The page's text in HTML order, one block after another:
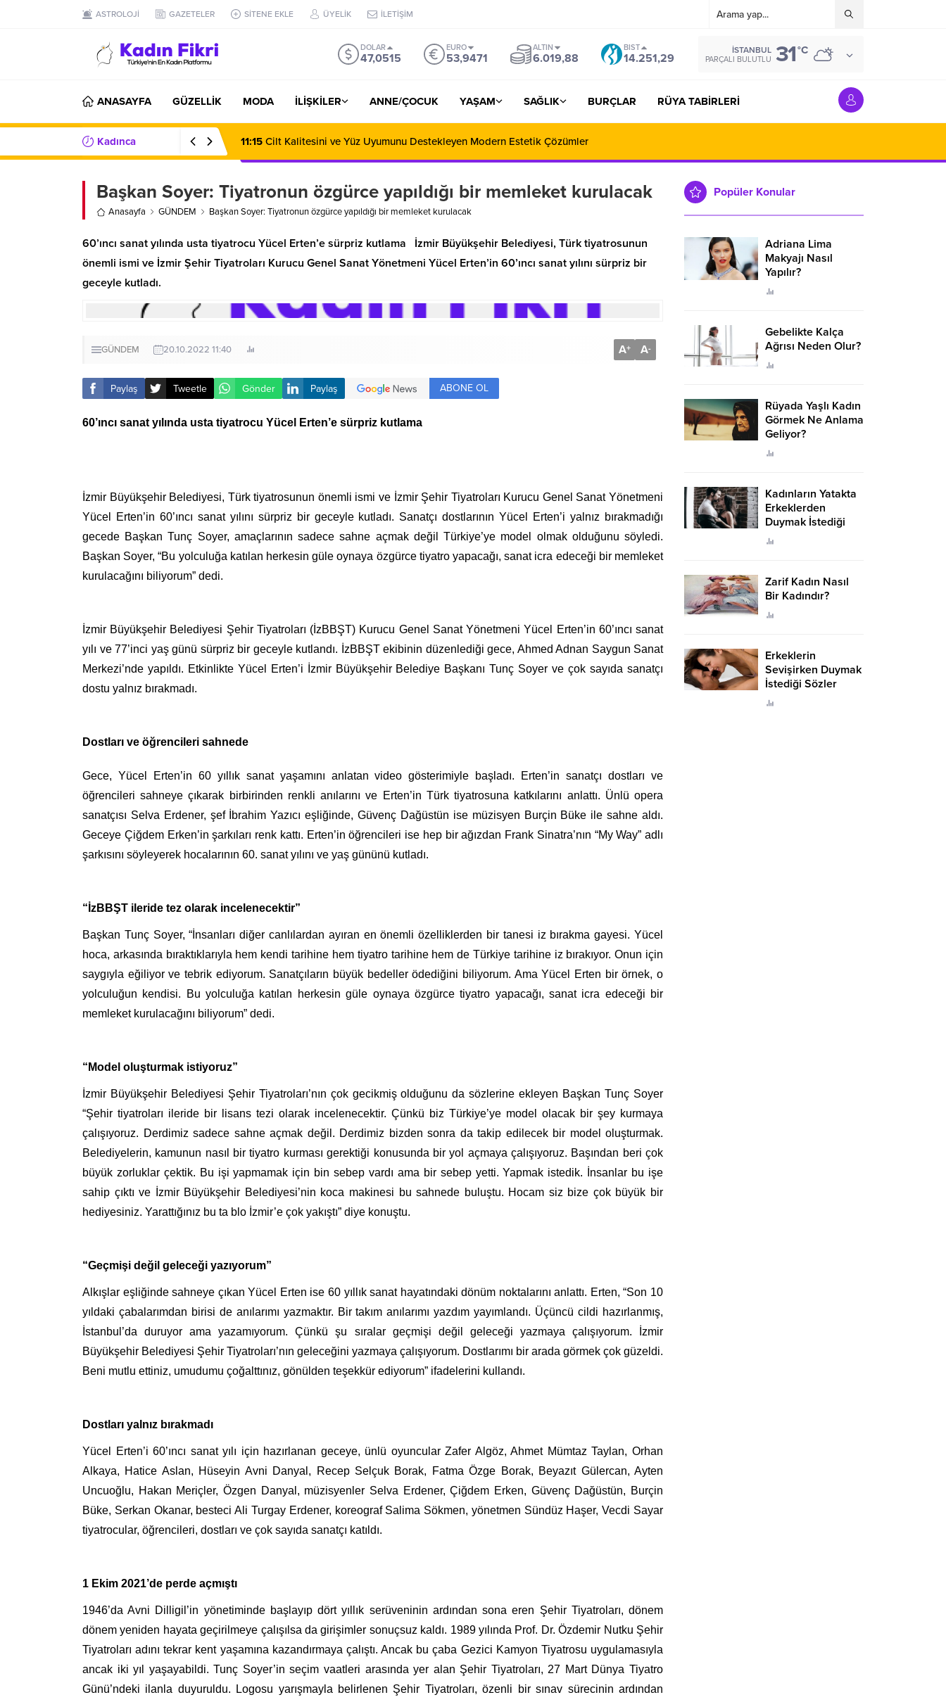
ASTROLOJİ GAZETELER SİTENE EKLE ÜYELİK İLETİŞİM
DOLAR
47,0515
EURO
53,9471
ALTIN
6.019,88
BIST
14.251,29
İSTANBUL
PARÇALI BULUTLU 31°C
ANASAYFA GÜZELLİK MODA İLİŞKİLER ANNE/ÇOCUK YAŞAM SAĞLIK BURÇLAR RÜYA TABİRLERİ
Kadınca 11:15 Cilt Kalitesini ve Yüz Uyumunu Destekleyen Modern Estetik Çözümler
Başkan Soyer: Tiyatronun özgürce yapıldığı bir memleket kurulacak
Anasayfa GÜNDEM Başkan Soyer: Tiyatronun özgürce yapıldığı bir memleket kurulacak
60’ıncı sanat yılında usta tiyatrocu Yücel Erten’e sürpriz kutlama İzmir Büyükşehir Belediyesi, Türk tiyatrosunun
önemli ismi ve İzmir Şehir Tiyatroları Kurucu Genel Sanat Yönetmeni Yücel Erten’in 60’ıncı sanat yılını sürpriz bir
geceyle kutladı.
GÜNDEM 20.10.2022 11:40 A+ A-
Paylaş Tweetle Gönder Paylaş ABONE OL
60’ıncı sanat yılında usta tiyatrocu Yücel Erten’e sürpriz kutlama
İzmir Büyükşehir Belediyesi, Türk tiyatrosunun önemli ismi ve İzmir Şehir Tiyatroları Kurucu Genel Sanat Yönetmeni
Yücel Erten’in 60’ıncı sanat yılını sürpriz bir geceyle kutladı. Sanatçı dostlarının Yücel Erten’i yalnız bırakmadığı
gecede Başkan Tunç Soyer, amaçlarının sadece sahne açmak değil Türkiye’ye model olmak olduğunu söyledi.
Başkan Soyer, “Bu yolculuğa katılan herkesin güle oynaya özgürce tiyatro yapacağı, sanat icra edeceği bir memleket
kurulacağını biliyorum” dedi.
İzmir Büyükşehir Belediyesi Şehir Tiyatroları (İzBBŞT) Kurucu Genel Sanat Yönetmeni Yücel Erten’in 60’ıncı sanat
yılı ve 77’inci yaş günü sürpriz bir geceyle kutlandı. İzBBŞT ekibinin düzenlediği gece, Ahmed Adnan Saygun Sanat
Merkezi’nde yapıldı. Etkinlikte Yücel Erten’i İzmir Büyükşehir Belediye Başkanı Tunç Soyer ve çok sayıda sanatçı
dostu yalnız bırakmadı.
Dostları ve öğrencileri sahnede
Gece, Yücel Erten’in 60 yıllık sanat yaşamını anlatan video gösterimiyle başladı. Erten’in sanatçı dostları ve
öğrencileri sahneye çıkarak birbirinden renkli anılarını ve Erten’in Türk tiyatrosuna katkılarını anlattı. Ünlü opera
sanatçısı Selva Erdener, şef İbrahim Yazıcı eşliğinde, Güvenç Dağüstün ise müzisyen Burçin Büke ile sahne aldı.
Geceye Çiğdem Erken’in şarkıları renk kattı. Erten’in öğrencileri ise hep bir ağızdan Frank Sinatra’nın “My Way” adlı
şarkısını söyleyerek hocalarının 60. sanat yılını ve yaş gününü kutladı.
“İzBBŞT ileride tez olarak incelenecektir”
Başkan Tunç Soyer, “İnsanları diğer canlılardan ayıran en önemli özelliklerden bir tanesi iz bırakma gayesi. Yücel
hoca, arkasında bıraktıklarıyla hem kendi tarihine hem tiyatro tarihine hem de Türkiye tarihine iz bırakıyor. Onun için
saygıyla eğiliyor ve tebrik ediyorum. Sanatçıların büyük bedeller ödediğini biliyorum. Ama Yücel Erten bir örnek, o
yolculuğun kendisi. Bu yolculuğa katılan herkesin güle oynaya özgürce tiyatro yapacağı, sanat icra edeceği bir
memleket kurulacağını biliyorum” dedi.
“Model oluşturmak istiyoruz”
İzmir Büyükşehir Belediyesi Şehir Tiyatroları’nın çok gecikmiş olduğunu da sözlerine ekleyen Başkan Tunç Soyer
“Şehir tiyatroları ileride bir lisans tezi olarak incelenecektir. Çünkü biz Türkiye’ye model olacak bir şey kurmaya
çalışıyoruz. Derdimiz sadece sahne açmak değil. Derdimiz bizden sonra da takip edilecek bir model oluşturmak.
Belediyelerin, kamunun nasıl bir tiyatro kurması gerektiği konusunda bir yol açmaya çalışıyoruz. Başından beri çok
büyük zorluklar çektik. Bu işi yapmamak için bin sebep vardı ama bir sebep yetti. Yapmak istedik. İnsanlar bu işe
sahip çıktı ve İzmir Büyükşehir Belediyesi’nin koca makinesi bu sahnede buluştu. Hocam siz bize çok büyük bir
hediyesiniz. Yarattığınız bu ta blo İzmir’e çok yakıştı” diye konuştu.
“Geçmişi değil geleceği yazıyorum”
Alkışlar eşliğinde sahneye çıkan Yücel Erten ise 60 yıllık sanat hayatındaki dönüm noktalarını anlattı. Erten, “Son 10
yıldaki çabalarımdan birisi de anılarımı yazmaktır. Bir takım anılarımı yazdım yayımlandı. Üçüncü cildi hazırlanmış,
İstanbul’da duruyor ama yazamıyorum. Çünkü şu sıralar geçmişi değil geleceği yazmaya çalışıyorum. İzmir
Büyükşehir Belediyesi Şehir Tiyatroları’nın geleceğini yazmaya çalışıyorum. Dostlarımı bir arada görmek çok güzeldi.
Beni mutlu ettiniz, umudumu çoğalttınız, gönülden teşekkür ediyorum” ifadelerini kullandı.
Dostları yalnız bırakmadı
Yücel Erten’i 60’ıncı sanat yılı için hazırlanan geceye, ünlü oyuncular Zafer Algöz, Ahmet Mümtaz Taylan, Orhan
Alkaya, Hatice Aslan, Hüseyin Avni Danyal, Recep Selçuk Borak, Fatma Özge Borak, Beyazıt Gülercan, Ayten
Uncuoğlu, Hakan Meriçler, Özgen Danyal, müzisyenler Selva Erdener, Çiğdem Erken, Güvenç Dağüstün, Burçin
Büke, Serkan Okanar, besteci Ali Turgay Erdener, koreograf Salima Sökmen, yönetmen Sündüz Haşer, Vecdi Sayar
tiyatrocular, öğrencileri, dostları ve çok sayıda sanatçı katıldı.
1 Ekim 2021’de perde açmıştı
1946’da Avni Dilligil’in yönetiminde başlayıp dört yıllık serüveninin ardından sona eren Şehir Tiyatroları, dönem
dönem yeniden hayata geçirilmeye çalışılsa da girişimler sonuçsuz kaldı. 1989 yılında Prof. Dr. Özdemir Nutku Şehir
Tiyatroları adını tekrar kent yaşamına kazandırmaya çalıştı. Ancak bu çaba Gezici Kamyon Tiyatrosu uygulamasıyla
ancak iki yıl yaşayabildi. Tunç Soyer’in seçim vaatleri arasında yer alan Şehir Tiyatroları, 27 Mart Dünya Tiyatro
Günü’ndeki ilanla duyuruldu. Logosu yarışmayla belirlenen Şehir Tiyatroları, özenli bir sınav sürecinin ardından
Popüler Konular
Adriana Lima
Makyajı Nasıl
Yapılır?
Gebelikte Kalça
Ağrısı Neden Olur?
Rüyada Yaşlı Kadın
Görmek Ne Anlama
Geliyor?
Kadınların Yatakta
Erkeklerden
Duymak İstediği
Sözler
Zarif Kadın Nasıl
Bir Kadındır?
Erkeklerin
Sevişirken Duymak
İstediği Sözler
Neler?